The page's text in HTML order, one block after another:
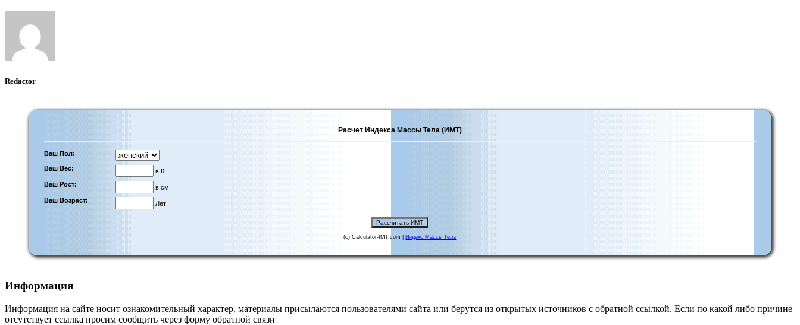
Redactor
Расчет Индекса Массы Тела (ИМТ)
Ваш Пол:
Ваш Вес:
в КГ
Ваш Рост:
в см
Ваш Возраст:
Лет
(c) Calculator-IMT.com | Индекс Массы Тела
Информация
Информация на сайте носит ознакомительный характер, материалы присылаются пользователями сайта или берутся из открытых источников с обратной ссылкой. Если по какой либо причине
отсутствует ссылка просим сообщить через форму обратной связи